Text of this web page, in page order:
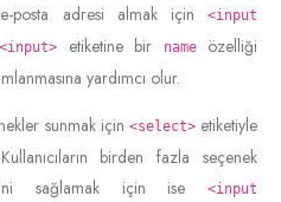
posta adresi almak için
<input
<input> etiketine bir nameözelliği
yardımcı olur.
sunmak için <select>etiketiyle
birden fazla seçenek
sağlamak için ise
<input